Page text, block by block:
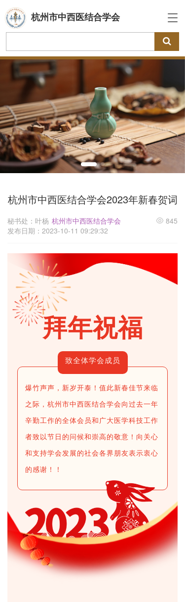
T
l
a
v
i
g
a
t
i
杭州市中西医结合学会
杭州市中西医结合学会2023年新春贺词
秘书处：叶杨 杭州市中西医结合学会
发布日期：2023-10-11 09:29:32
845
拜年祝福
致全体学会成员
爆竹声声，新岁开泰！值此新春佳节来临
之际，杭州市中西医结合学会向过去一年
辛勤工作的全体会员和广大医学科技工作
者致以节日的问候和崇高的敬意！向关心
和支持学会发展的社会各界朋友表示衷心
的感谢！！